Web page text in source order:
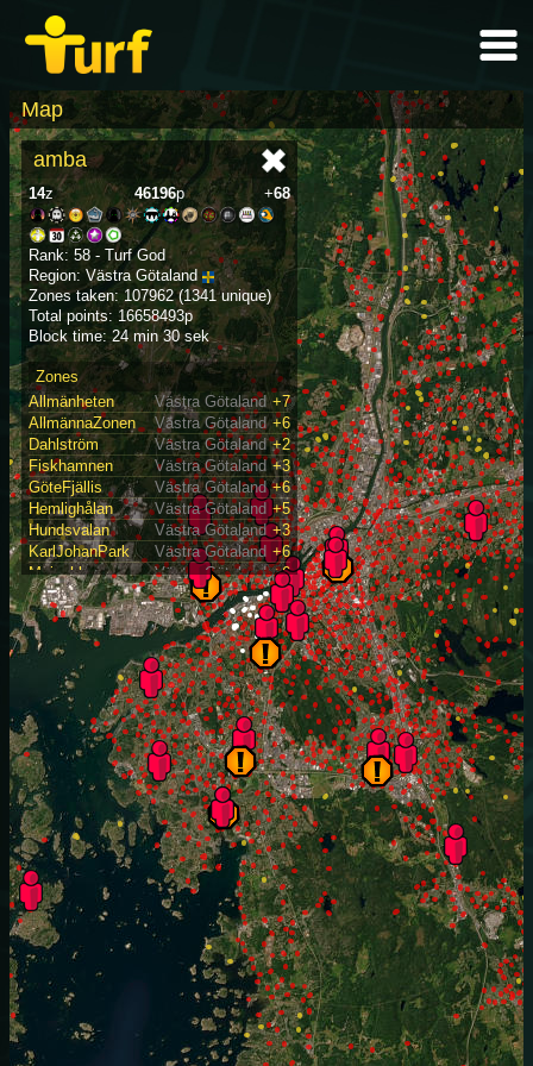
Map
amba
14z 46196p +68
Rank: 58 - Turf God
Region: Västra Götaland
Zones taken: 107962 (1341 unique)
Total points: 16658493p
Block time: 24 min 30 sek
Zones
Allmänheten
+7
Västra Götaland
AllmännaZonen
+6
Västra Götaland
Dahlström
+2
Västra Götaland
Fiskhamnen
+3
Västra Götaland
GöteFjällis
+6
Västra Götaland
Hemlighålan
+5
Västra Götaland
Hundsvalan
+3
Västra Götaland
KarlJohanPark
+6
Västra Götaland
Majnabben
+6
Västra Götaland
Masthugg
+4
Västra Götaland
Seglarezonen
+4
Västra Götaland
Sjömansfrun
+7
Västra Götaland
TrappToTrapp
+5
Västra Götaland
Vargö
+4
Västra Götaland